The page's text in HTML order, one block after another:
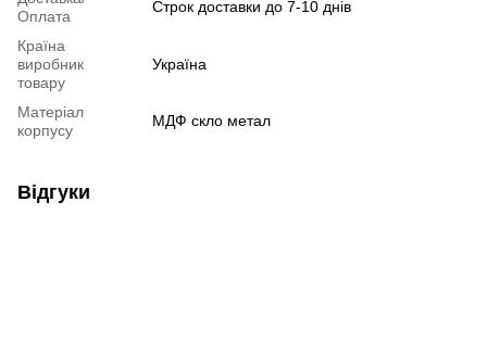
Оплата
Строк доставки до 7-10 днів
Країна
виробник
товару
Україна
Матеріал
корпусу
МДФ скло метал
Відгуки